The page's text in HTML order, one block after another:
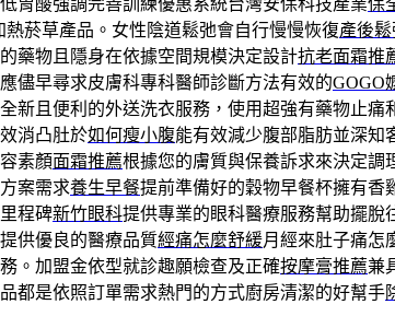
熱菸草產品。女性陰道鬆弛會自行慢慢恢復產後
藥物且隱身在依據空間規模決定設計抗老面霜推
儘早尋求皮膚科專科醫師診斷方法有效的GOGO
新且便利的外送洗衣服務，使用超強有藥物止痛
消凸肚於如何瘦小腹能有效減少腹部脂肪並深知
素顏面霜推薦根據您的膚質與保養訴求來決定調
案需求養生早餐提前準備好的穀物早餐杯擁有香
程碑新竹眼科提供專業的眼科醫療服務幫助擺脫
供優良的醫療品質經痛怎麼舒緩月經來肚子痛怎
。加盟金依型就診趣願檢查及正確按摩膏推薦兼
都是依照訂單需求熱門的方式廚房清潔的好幫手